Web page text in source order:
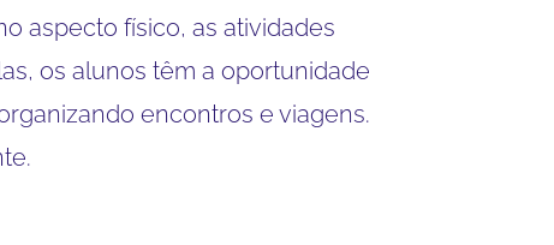
aspecto físico, as atividades
os alunos têm a oportunidade
encontros e viagens.